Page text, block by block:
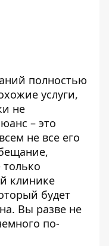
полностью
услуги,
не
– это
не все его
клинике
будет
Вы разве не
по-